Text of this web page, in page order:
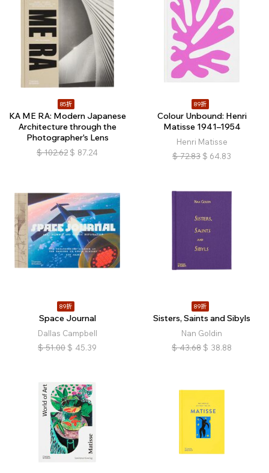
85折
KA ME RA: Modern Japanese
Architecture through the
Photographer's Lens
$ 102.62 $ 87.24
89折
Colour Unbound: Henri
Matisse 1941–1954
Henri Matisse
$ 72.83 $ 64.83
89折
Space Journal
Dallas Campbell
$ 51.00 $ 45.39
89折
Sisters, Saints and Sibyls
Nan Goldin
$ 43.68 $ 38.88